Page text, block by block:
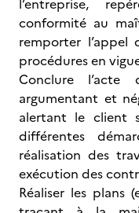
l’entreprise,
conformité au
remporter l’appel
procédures en
Conclure l’acte
argumentant et
alertant le client
différentes
réalisation des
exécution des
Réaliser les plans